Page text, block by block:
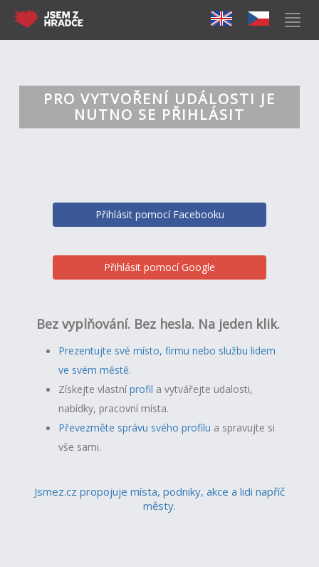
PRO VYTVOŘENÍ UDÁLOSTI JE
NUTNO SE PŘIHLÁSIT
Přihlásit pomocí Facebooku
Přihlásit pomocí Google
Bez vyplňování. Bez hesla. Na jeden klik.
Prezentujte své místo, firmu nebo službu lidem
ve svém městě.
Získejte vlastníprofil a vytvářejte udalosti,
nabídky, pracovní místa.
Převezměte správu svého profilu a spravujte si
vše sami.
Jsmez.cz propojuje místa, podniky, akce a lidi napříč
městy.